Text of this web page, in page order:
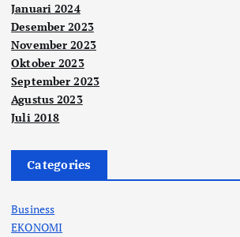
Januari 2024
Desember 2023
November 2023
Oktober 2023
September 2023
Agustus 2023
Juli 2018
Categories
Business
EKONOMI